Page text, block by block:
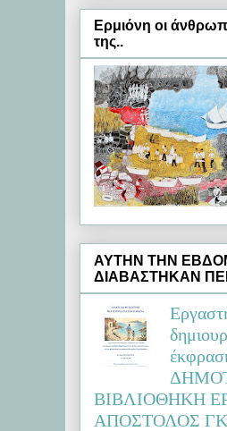
Ερμιόνη oι
της..
ΑΥΤΗΝ ΤΗΝ
ΔΙΑΒΑΣΤΗΚΑΝ
ΒΙΒΛΙΟΘΗΚΗ
ΑΠΟΣΤΟΛΟΣ